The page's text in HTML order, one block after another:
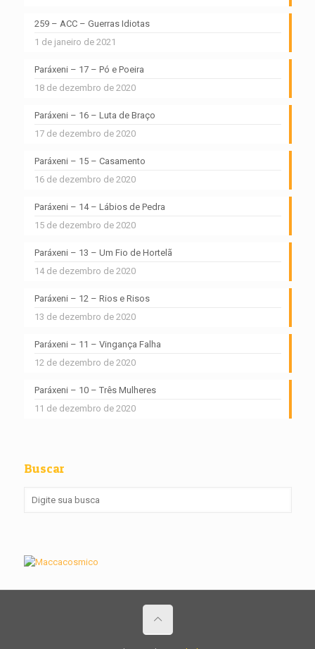
259 – ACC – Guerras Idiotas
1 de janeiro de 2021
Paráxeni – 17 – Pó e Poeira
18 de dezembro de 2020
Paráxeni – 16 – Luta de Braço
17 de dezembro de 2020
Paráxeni – 15 – Casamento
16 de dezembro de 2020
Paráxeni – 14 – Lábios de Pedra
15 de dezembro de 2020
Paráxeni – 13 – Um Fio de Hortelã
14 de dezembro de 2020
Paráxeni – 12 – Rios e Risos
13 de dezembro de 2020
Paráxeni – 11 – Vingança Falha
12 de dezembro de 2020
Paráxeni – 10 – Três Mulheres
11 de dezembro de 2020
Buscar